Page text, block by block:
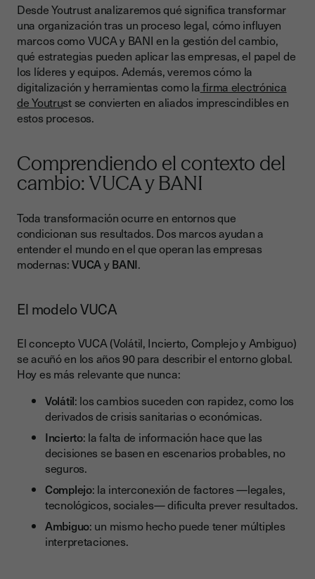
Estrategias de gestión del cambio en reestructuraciones
Mapear procesos críticos
Redefinir roles y responsabilidades
Implementar tecnología de apoyo
Evaluar y ajustar constantemente
El papel de la digitalización y la firma electrónica
Retos comunes en la transformación organizacional
Conclusión: construir futuro tras la reestructuración
Desde Youtrust analizaremos qué significa transformar
una organización tras un proceso legal, cómo influyen
marcos como VUCA y BANI en la gestión del cambio,
qué estrategias pueden aplicar las empresas, el papel de
los líderes y equipos. Además, veremos cómo la
digitalización y herramientas como lafirma electrónica
de Youtrust se convierten en aliados imprescindibles en
estos procesos.
Comprendiendo el contexto del
cambio: VUCA y BANI
Toda transformación ocurre en entornos que
condicionan sus resultados. Dos marcos ayudan a
entender el mundo en el que operan las empresas
modernas:VUCAyBANI.
El modelo VUCA
El concepto VUCA (Volátil, Incierto, Complejo y Ambiguo)
se acuñó en los años 90 para describir el entorno global.
Hoy es más relevante que nunca:
Volátil: los cambios suceden con rapidez, como los
derivados de crisis sanitarias o económicas.
Incierto: la falta de información hace que las
decisiones se basen en escenarios probables, no
seguros.
Complejo: la interconexión de factores —legales,
tecnológicos, sociales— dificulta prever resultados.
Ambiguo: un mismo hecho puede tener múltiples
interpretaciones.